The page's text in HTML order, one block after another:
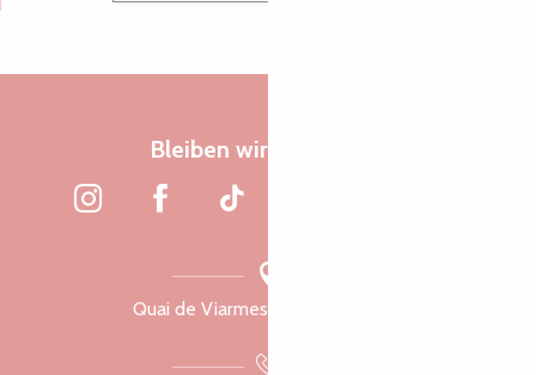
Bleiben wir verbunden
Quai de Viarmes, 22300 Lannion